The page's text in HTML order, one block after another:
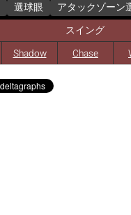
選球眼
アタックゾーン
スイング
Shadow Chase